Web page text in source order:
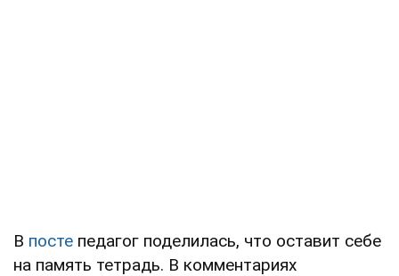
В посте педагог поделилась, что оставит себе
на память тетрадь. В комментариях